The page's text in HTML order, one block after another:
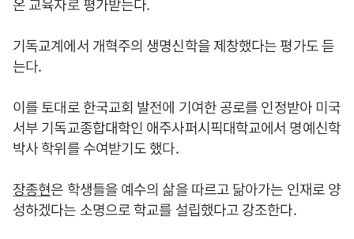
기독교계에서 개혁주의 생명신학을 제창했다는 평가도 듣
는다.
이를 토대로 한국교회 발전에 기여한 공로를 인정받아 미국
서부 기독교종합대학인 애주사퍼시픽대학교에서 명예신학
박사 학위를 수여받기도 했다.
장종현은 학생들을 예수의 삶을 따르고 닮아가는 인재로 양
성하겠다는 소명으로 학교를 설립했다고 강조한다.